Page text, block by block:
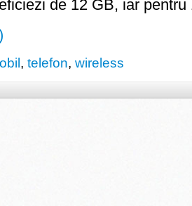
de 12 GB, iar pentru
, telefon, wireless